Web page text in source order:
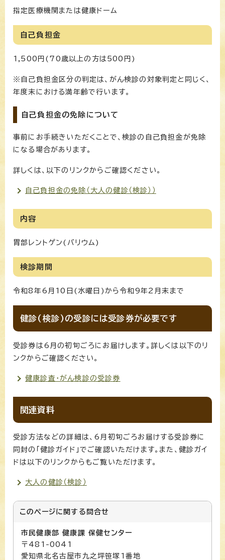
指定医療機関または健康ドーム
自己負担金
1,500円(70歳以上の方は500円)
※自己負担金区分の判定は、がん検診の対象判定と同じく、
年度末における満年齢で行います。
自己負担金の免除について
事前にお手続きいただくことで、検診の自己負担金が免除
になる場合があります。
詳しくは、以下のリンクからご確認ください。
自己負担金の免除（大人の健診（検診））
内容
胃部レントゲン(バリウム)
検診期間
令和8年6月10日(水曜日)から令和9年2月末まで
健診(検診)の受診には受診券が必要です
受診券は6月の初旬ごろにお届けします。詳しくは以下のリ
ンクからご確認ください。
健康診査・がん検診の受診券
関連資料
受診方法などの詳細は、6月初旬ごろお届けする受診券に
同封の「健診ガイド」でご確認いただけます。また、健診ガイ
ドは以下のリンクからもご覧いただけます。
大人の健診（検診）
このページに関する 問合せ
市民健康部 健康課 保健センター
〒481-0041
愛知県北名古屋市九之坪笹塚1番地